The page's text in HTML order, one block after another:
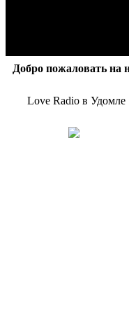
Добро пожаловать на
Love Radio в Удомле